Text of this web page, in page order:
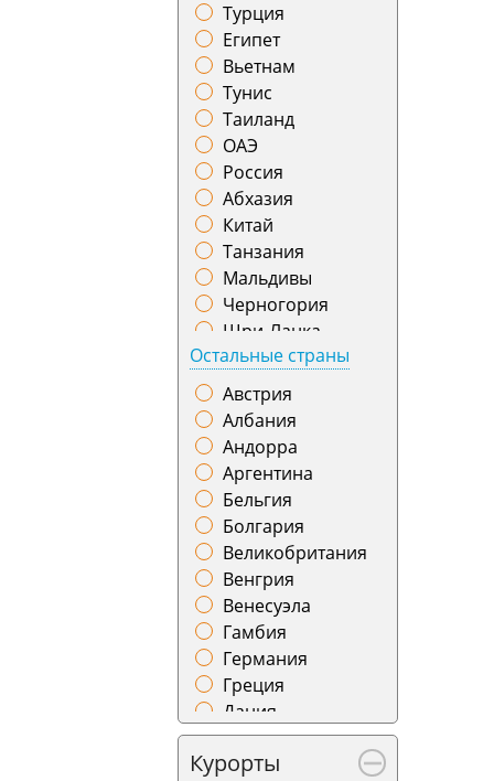
Бишкек
Благовещенск
Бодрум
Братск
Брест
Бугульма
Бухара
Варшава
Великий Устюг
Витебск
Владивосток
Владикавказ
Воронеж
Геленджик
Гомель
Горно-Алтайск
Грозный
Гянджа
Даламан
Душанбе
Ереван
Иваново
Ижевск
Измир
Иркутск
Йошкар-Ола
Калининград
Калуга
Турция
Египет
Вьетнам
Тунис
Таиланд
ОАЭ
Россия
Абхазия
Китай
Танзания
Мальдивы
Черногория
Шри-Ланка
Индонезия
Грузия
Индия
Азербайджан
Бахрейн
Беларусь
Армения
Остальные страны
Австрия
Албания
Андорра
Аргентина
Бельгия
Болгария
Великобритания
Венгрия
Венесуэла
Гамбия
Германия
Греция
Дания
Доминикана
Израиль
Курорты